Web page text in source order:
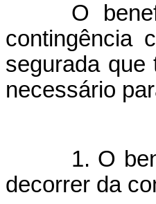
O
contingência
segurada que
necessário
1. O
decorrer da